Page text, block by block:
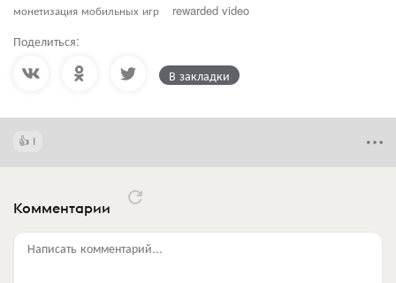
монетизация мобильных игр
rewarded video
Поделиться:
В закладки
1
Комментарии
Написать комментарий...